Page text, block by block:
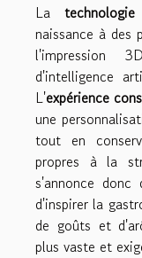
La
naissance à des
l'impression
d'intelligence
L'expérience
une
tout en
propres à la
s'annonce donc
d'inspirer la
de goûts et
plus vaste et